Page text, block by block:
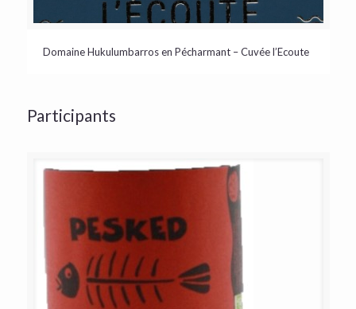
Domaine Hukulumbarros en Pécharmant – Cuvée l’Ecoute
Participants